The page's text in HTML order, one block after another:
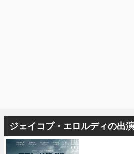
ジェイコブ・エロルディの出